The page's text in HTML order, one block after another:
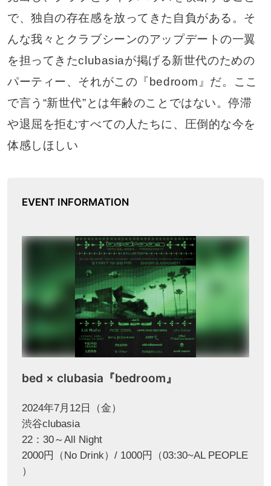
で、独自の存在感を放ってきた自負がある。そ
んな我々とクラブシーンのアップデートの一翼
を担ってきたclubasiaが掲げる新世代のための
パーティー、それがこの『bedroom』だ。ここ
で言う“新世代”とは年齢のことではない。停滞
や退屈を拒むすべての人たちに、圧倒的な今を
体感しほしい
EVENT INFORMATION
bed × clubasia『bedroom』
2024年7月12日（金）
渋谷clubasia
22：30～All Night
2000円（No Drink）/ 1000円（03:30~AL PEOPLE
）